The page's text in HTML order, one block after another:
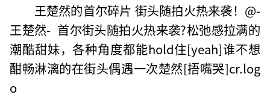
王楚然的首尔碎片 街头随拍火热来袭！@-
王楚然- 首尔街头随拍火热来袭?松弛感拉满的
潮酷甜妹，各种角度都能hold住[yeah]谁不想
酣畅淋漓的在街头偶遇一次楚然[捂嘴哭]cr.log
o